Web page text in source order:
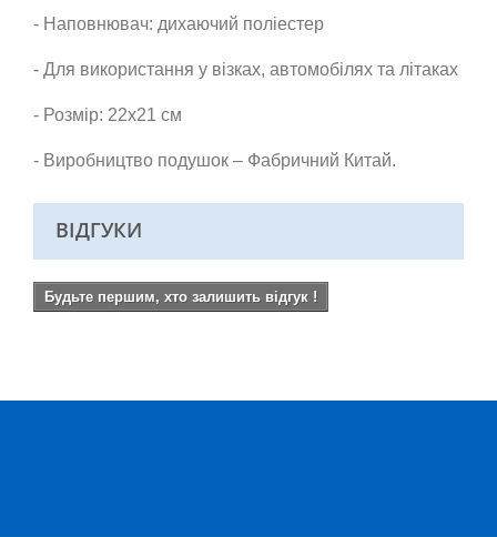
- Наповнювач: дихаючий поліестер
- Для використання у візках, автомобілях та літаках
- Розмір: 22х21 см
- Виробництво подушок – Фабричний Китай.
ВІДГУКИ
Будьте першим, хто залишить відгук !